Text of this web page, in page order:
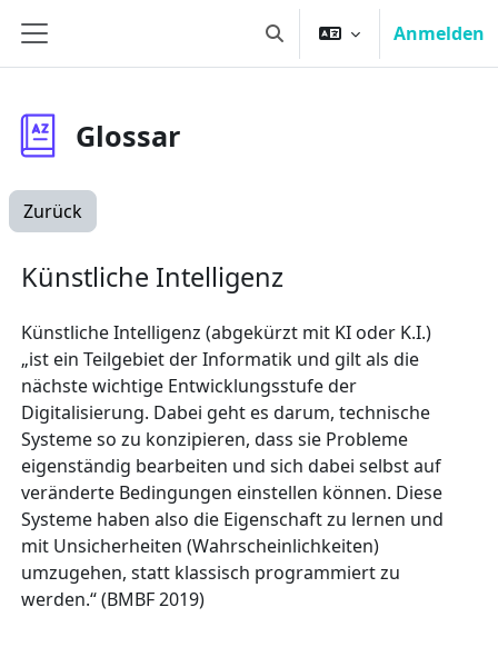
Website-Übersicht Sucheingabe umschalten
Anmelden
Glossar
Zurück
Künstliche Intelligenz
Künstliche Intelligenz (abgekürzt mit KI oder K.I.)
„ist ein Teilgebiet der Informatik und gilt als die
nächste wichtige Entwicklungsstufe der
Digitalisierung. Dabei geht es darum, technische
Systeme so zu konzipieren, dass sie Probleme
eigenständig bearbeiten und sich dabei selbst auf
veränderte Bedingungen einstellen können. Diese
Systeme haben also die Eigenschaft zu lernen und
mit Unsicherheiten (Wahrscheinlichkeiten)
umzugehen, statt klassisch programmiert zu
werden.“ (BMBF 2019)